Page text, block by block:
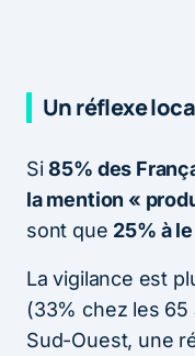
Un réflexe
Si85% des
la mention «
sont que 25% à
La vigilance est
(33% chez les 65
Sud-Ouest, une